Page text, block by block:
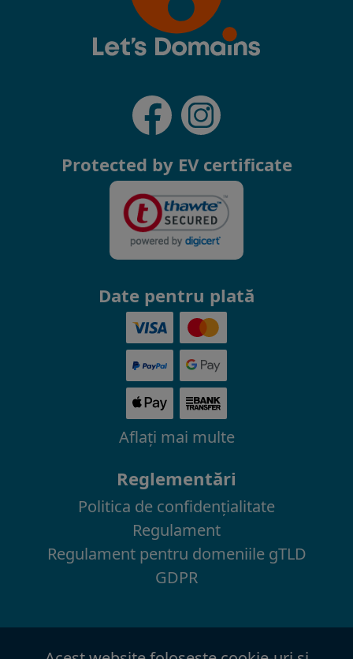
Protected by EV certificate
Date pentru plată
Aflaţi mai multe
Reglementări
Politica de confidenţialitate
Regulament
Regulament pentru domeniile gTLD
GDPR